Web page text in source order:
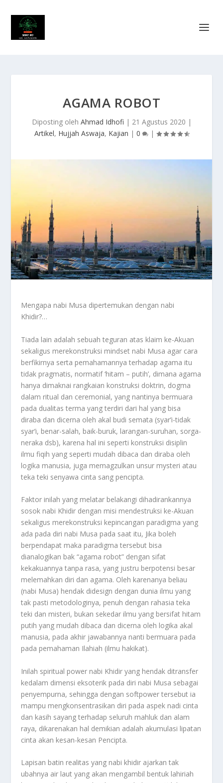
AGAMA ROBOT
Diposting oleh Ahmad Idhofi | 21 Agustus 2020 |
Artikel, Hujjah Aswaja, Kajian | 0 |
Mengapa nabi Musa dipertemukan dengan nabi
Khidir?…
Tiada lain adalah sebuah teguran atas klaim ke-Akuan
sekaligus merekonstruksi mindset nabi Musa agar cara
berfikirnya serta pemahamannya terhadap agama itu
tidak pragmatis, normatif ‘hitam – putih’, dimana agama
hanya dimaknai rangkaian konstruksi doktrin, dogma
dalam ritual dan ceremonial, yang nantinya bermuara
pada dualitas terma yang terdiri dari hal yang bisa
diraba dan dicerna oleh akal budi semata (syar’i-tidak
syar’i, benar-salah, baik-buruk, larangan-suruhan, sorga-
neraka dsb), karena hal ini seperti konstruksi disiplin
ilmu fiqih yang seperti mudah dibaca dan diraba oleh
logika manusia, juga memagzulkan unsur mysteri atau
teka teki senyawa cinta sang pencipta.
Faktor inilah yang melatar belakangi dihadirankannya
sosok nabi Khidir dengan misi mendestruksi ke-Akuan
sekaligus merekonstruksi kepincangan paradigma yang
ada pada diri nabi Musa pada saat itu, Jika boleh
berpendapat maka paradigma tersebut bisa
dianalogikan bak “agama robot” dengan sifat
kekakuannya tanpa rasa, yang justru berpotensi besar
melemahkan diri dan agama. Oleh karenanya beliau
(nabi Musa) hendak didesign dengan dunia ilmu yang
tak pasti metodologinya, penuh dengan rahasia teka
teki dan misteri, bukan sekedar ilmu yang bersifat hitam
putih yang mudah dibaca dan dicerna oleh logika akal
manusia, pada akhir jawabannya nanti bermuara pada
pada pemahaman Ilahiah (ilmu hakikat).
Inilah spiritual power nabi Khidir yang hendak ditransfer
kedalam dimensi eksoterik pada diri nabi Musa sebagai
penyempurna, sehingga dengan softpower tersebut ia
mampu mengkonsentrasikan diri pada aspek nadi cinta
dan kasih sayang terhadap seluruh mahluk dan alam
raya, dikarenakan hal demikian adalah akumulasi lipatan
cinta akan kesan-kesan Pencipta.
Lapisan batin realitas yang nabi khidir ajarkan tak
ubahnya air laut yang akan mengambil bentuk lahiriah